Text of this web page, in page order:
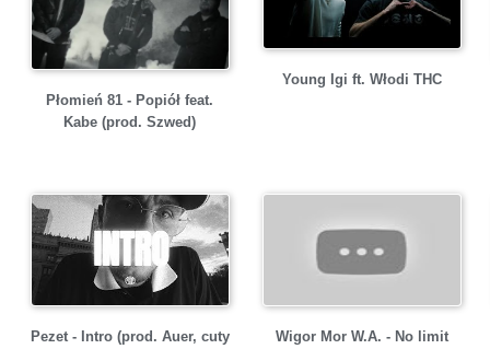
Płomień 81 - Popiół feat.
Kabe (prod. Szwed)
Young Igi ft. Włodi THC
Pezet - Intro (prod. Auer, cuty
Wigor Mor W.A. - No limit